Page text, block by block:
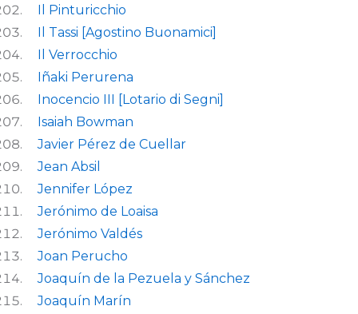
Il Pinturicchio
Il Tassi [Agostino Buonamici]
Il Verrocchio
Iñaki Perurena
Inocencio III [Lotario di Segni]
Isaiah Bowman
Javier Pérez de Cuellar
Jean Absil
Jennifer López
Jerónimo de Loaisa
Jerónimo Valdés
Joan Perucho
Joaquín de la Pezuela y Sánchez
Joaquín Marín